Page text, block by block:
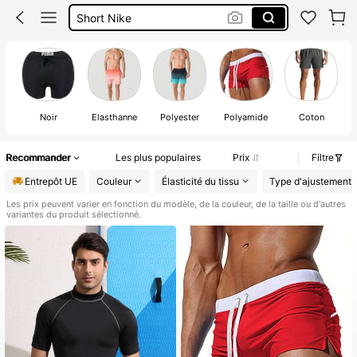
Short Nike
Maillot De Bain Homme
Noir Élasthanne Polyester Polyamide Coton
Recommander Les plus populaires Prix
Filtre
Entrepôt UE
Couleur Élasticité du tissu Type d'ajustement
Les prix peuvent varier en fonction du modèle, de la couleur, de la taille ou d'autres
variantes du produit sélectionné.